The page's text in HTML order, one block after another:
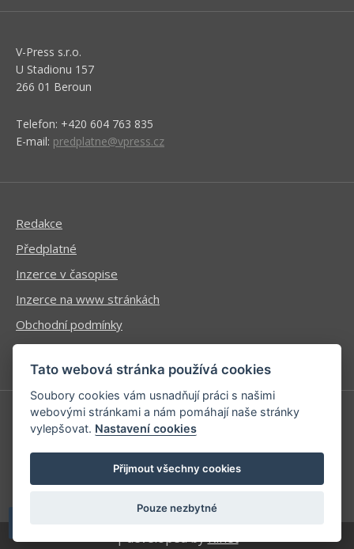
V-Press s.r.o.
U Stadionu 157
266 01 Beroun
Telefon: +420 604 763 835
E-mail: predplatne@vpress.cz
Redakce
Předplatné
Inzerce v časopise
Inzerce na www stránkách
Obchodní podmínky
Ochrana osobních údajů
Příhlášení | Registrace
Kontaktní informace
Mapa stránek
| developed byKinet
Tato webová stránka používá cookies
Soubory cookies vám usnadňují práci s našimi
webovými stránkami a nám pomáhají naše stránky
vylepšovat. Nastavení cookies
Přijmout všechny cookies
Pouze nezbytné